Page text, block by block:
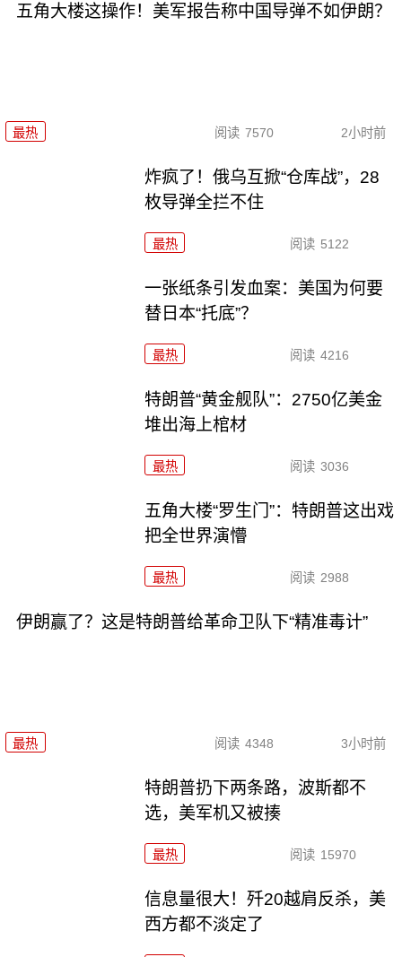
五角大楼这操作！美军报告称中国导弹不如伊朗？
最热 阅读 7570 2小时前
炸疯了！俄乌互掀“仓库战”，28
枚导弹全拦不住
最热 阅读 5122
一张纸条引发血案：美国为何要
替日本“托底”？
最热 阅读 4216
特朗普“黄金舰队”：2750亿美金
堆出海上棺材
最热 阅读 3036
五角大楼“罗生门”：特朗普这出戏
把全世界演懵
最热 阅读 2988
伊朗赢了？这是特朗普给革命卫队下“精准毒计”
最热 阅读 4348 3小时前
特朗普扔下两条路，波斯都不
选，美军机又被揍
最热 阅读 15970
信息量很大！歼20越肩反杀，美
西方都不淡定了